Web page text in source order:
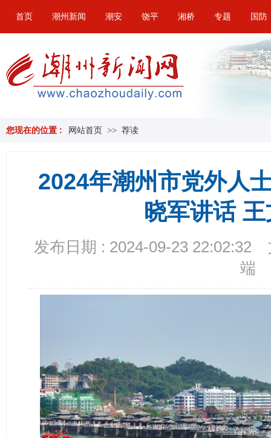
首页 潮州新闻 潮安 饶平 湘桥 专题 国防
您现在的位置 : 网站首页 >> 荐读
2024年潮州市党外人
晓军讲话
发布日期 : 2024-09-23 22:02:32
端